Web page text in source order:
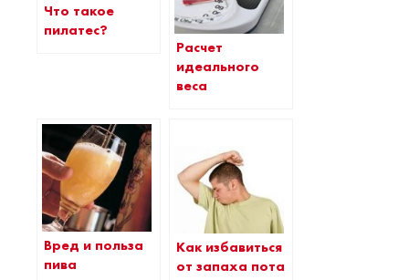
Что такое
пилатес?
Расчет
идеального
веса
Вред и польза
пива
Как избавиться
от запаха пота